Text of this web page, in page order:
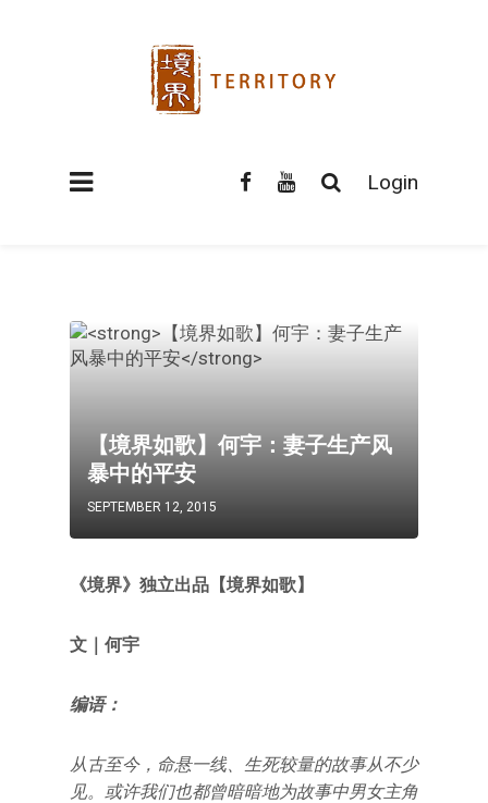
Login
【境界如歌】何宇：妻子生产风
暴中的平安
SEPTEMBER 12, 2015
《境界》独立出品【境界如歌】
文｜何宇
编语：
从古至今，命悬一线、生死较量的故事从不少
见。或许我们也都曾暗暗地为故事中男女主角